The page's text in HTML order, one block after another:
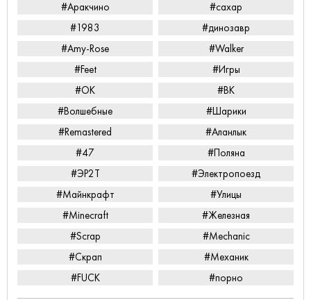
#Аракчино
#сахар
#1983
#динозавр
#Amy-Rose
#Walker
#Feet
#Игры
#ОК
#ВК
#Волшебные
#Шарики
#Remastered
#Аланлык
#47
#Поляна
#ЭР2Т
#Электропоезд
#Майнкрафт
#Улицы
#Minecraft
#Железная
#Scrap
#Mechanic
#Скрап
#Механик
#FUCK
#порно